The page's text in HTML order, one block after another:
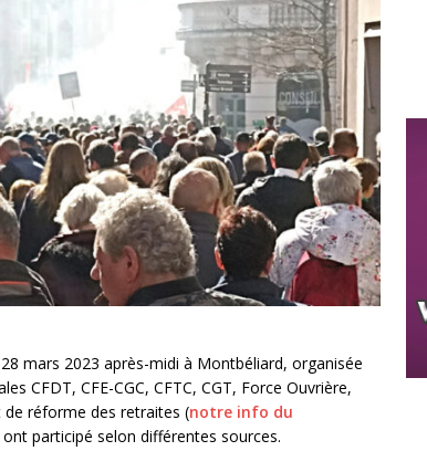
mars 2023 après-midi à Montbéliard, organisée
CFDT, CFE-CGC, CFTC, CGT, Force Ouvrière,
de réforme des retraites (notre info du
participé selon différentes sources.